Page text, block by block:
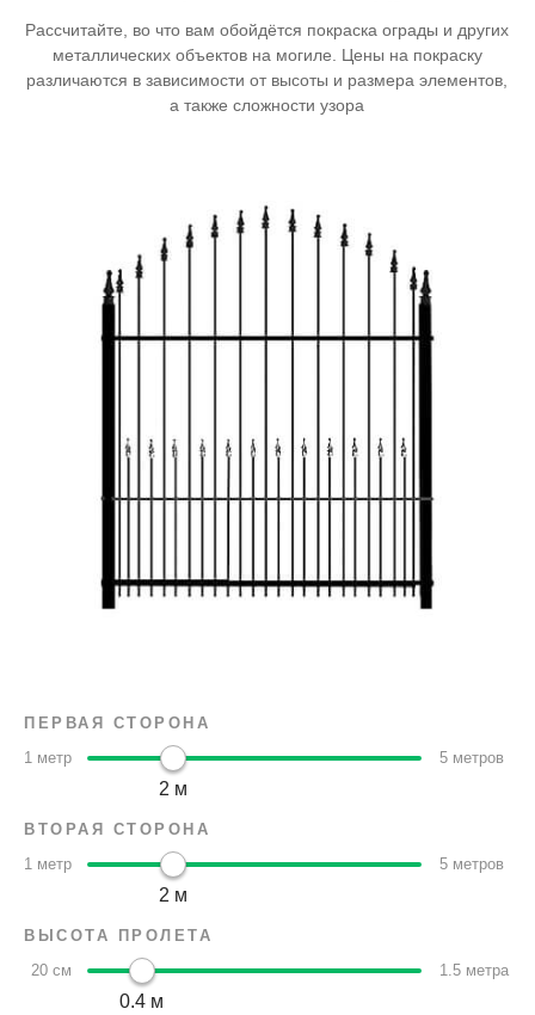
Рассчитайте, во что вам обойдётся покраска ограды и других
металлических объектов на могиле. Цены на покраску
различаются в зависимости от высоты и размера элементов,
а также сложности узора
ПЕРВАЯ СТОРОНА
1 метр
2 м
5 метров
ВТОРАЯ СТОРОНА
1 метр
2 м
5 метров
ВЫСОТА ПРОЛЕТА
20 см
0.4 м
1.5 метра